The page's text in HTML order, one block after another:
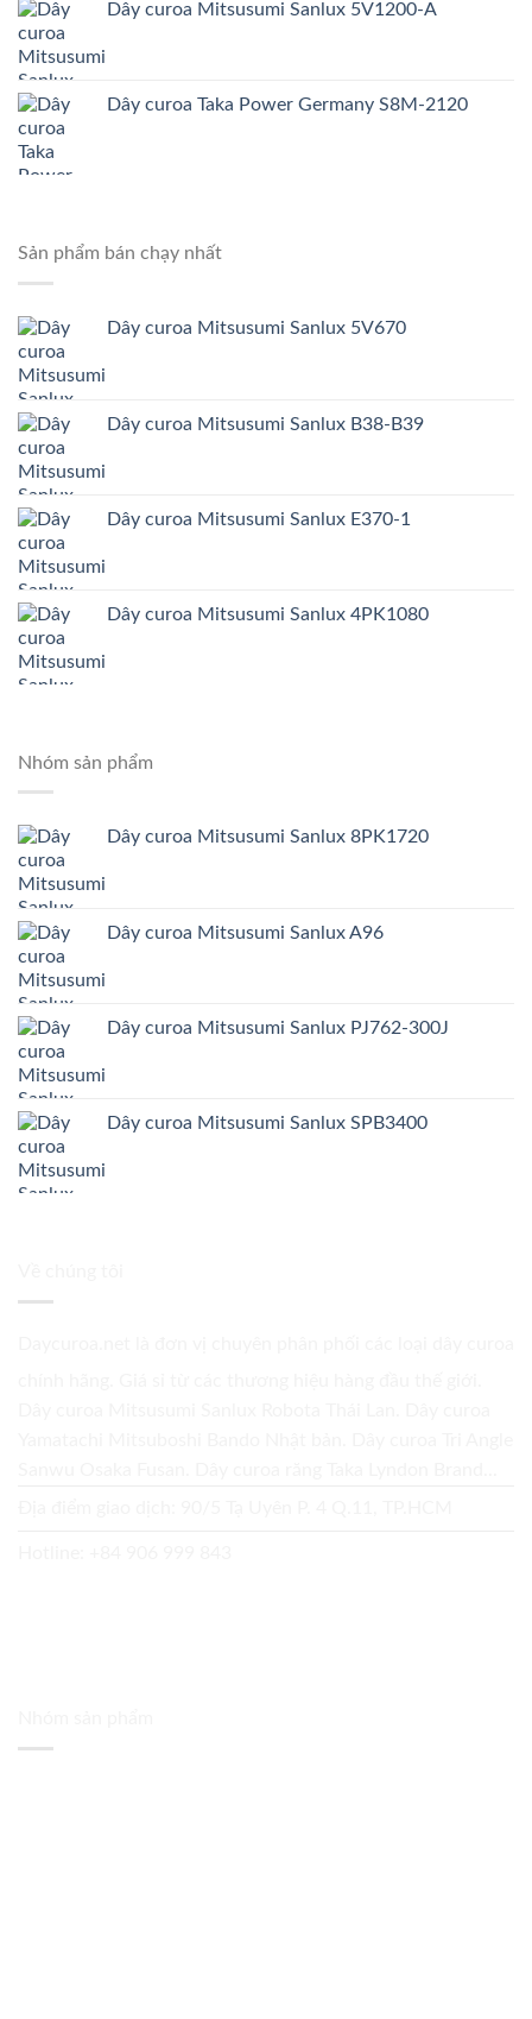
Dây curoa Mitsusumi Sanlux 5V1200-A
Dây curoa Taka Power Germany S8M-2120
Sản phẩm bán chạy nhất
Dây curoa Mitsusumi Sanlux 5V670
Dây curoa Mitsusumi Sanlux B38-B39
Dây curoa Mitsusumi Sanlux E370-1
Dây curoa Mitsusumi Sanlux 4PK1080
Nhóm sản phẩm
Dây curoa Mitsusumi Sanlux 8PK1720
Dây curoa Mitsusumi Sanlux A96
Dây curoa Mitsusumi Sanlux PJ762-300J
Dây curoa Mitsusumi Sanlux SPB3400